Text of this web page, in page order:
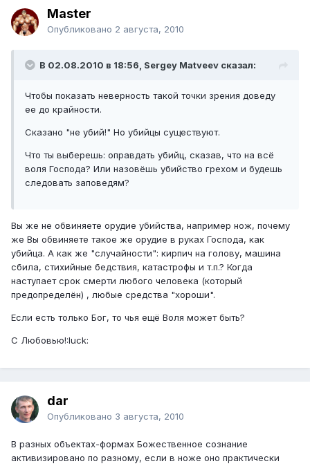
Master
Опубликовано 2 августа, 2010
В 02.08.2010 в 18:56, Sergey Matveev сказал:
Чтобы показать неверность такой точки зрения доведу
ее до крайности.
Сказано "не убий!" Но убийцы существуют.
Что ты выберешь: оправдать убийц, сказав, что на всё
воля Господа? Или назовёшь убийство грехом и будешь
следовать заповедям?
Вы же не обвиняете орудие убийства, например нож, почему
же Вы обвиняете такое же орудие в руках Господа, как
убийца. А как же "случайности": кирпич на голову, машина
сбила, стихийные бедствия, катастрофы и т.п.? Когда
наступает срок смерти любого человека (который
предопределён) , любые средства "хороши".
Если есть только Бог, то чья ещё Воля может быть?
С Любовью!:luck:
dar
Опубликовано 3 августа, 2010
В разных объектах-формах Божественное сознание
активизировано по разному, если в ноже оно практически